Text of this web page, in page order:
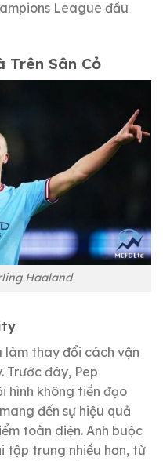
League đầu
Trên Sân Cỏ
Haaland
thay đổi cách vận
Trước đây, Pep
hình không tiền đạo
đến sự hiệu quả
toàn diện. Anh buộc
tập trung nhiều hơn, từ